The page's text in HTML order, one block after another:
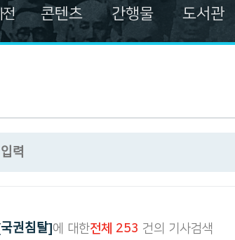
콘텐츠
주흥사단
문자료
병자료
간행물
발간자료총서
한국독립운동사 연구
도서관
권침탈] 에 대한전체 253 건의 기사검색